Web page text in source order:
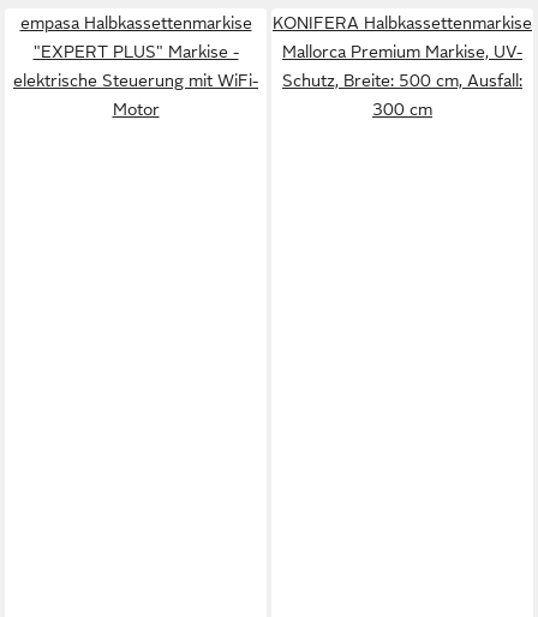
empasa Halbkassettenmarkise
"EXPERT PLUS" Markise -
elektrische Steuerung mit WiFi-
Motor
KONIFERA Halbkassettenmarkise
Mallorca Premium Markise, UV-
Schutz, Breite: 500 cm, Ausfall:
300 cm